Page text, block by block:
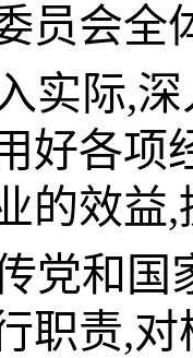
员会全
实际,深
好各项
的效益
党和国
职责,